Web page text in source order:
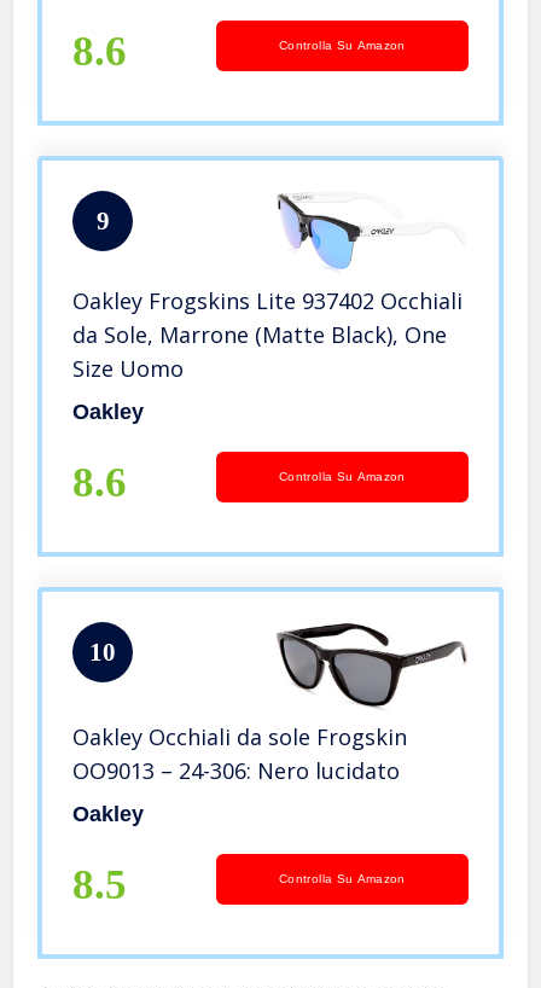
8.6 Controlla Su Amazon
9
Oakley Frogskins Lite 937402 Occhiali
da Sole, Marrone (Matte Black), One
Size Uomo
Oakley
8.6 Controlla Su Amazon
10
Oakley Occhiali da sole Frogskin
OO9013 – 24-306: Nero lucidato
Oakley
8.5 Controlla Su Amazon